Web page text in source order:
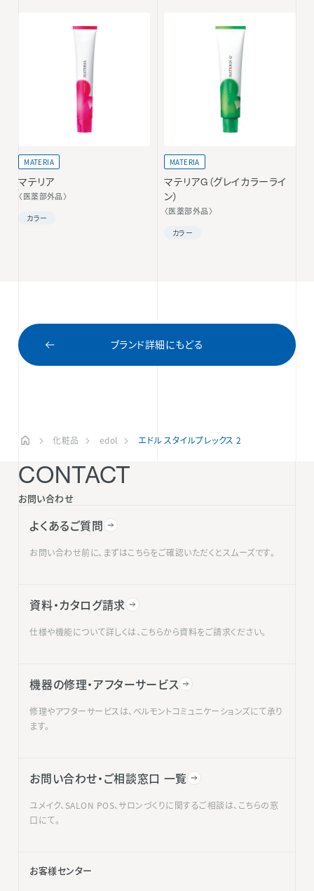
MATERIA
マテリア
〈医薬部外品〉
カラー
MATERIA
マテリアG（グレイカラーライ
ン）
〈医薬部外品〉
カラー
ブランド詳細にもどる
化粧品 edol エドル スタイルプレックス 2
CONTACT
お問い合わせ
よくあるご質問
お問い合わせ前に、まずはこちらをご確認いただくとスムーズです。
資料・カタログ請求
仕様や機能について詳しくは、こちらから資料をご請求ください。
機器の修理・アフターサービス
修理やアフターサービスは、ベルモントコミュニケーションズにて承り
ます。
お問い合わせ・ご相談窓口 一覧
ユメイク、SALON POS、サロンづくりに関するご相談は、こちらの窓
口にて。
お客様センター